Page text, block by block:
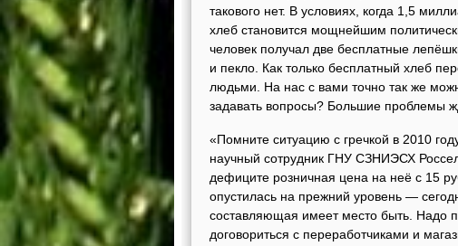
такового нет. В условиях, когда 1,5
хлеб становится мощнейшим
человек получал две бесплатные
и пекло. Как только бесплатный хлеб
людьми. На нас с вами точно так же
задавать вопросы? Большие проблемы
«Помните ситуацию с гречкой в 2010
научный сотрудник ГНУ СЗНИЭСХ
дефиците розничная цена на неё с 15
опустилась на прежний уровень —
составляющая имеет место быть. Надо
договориться с переработчиками и